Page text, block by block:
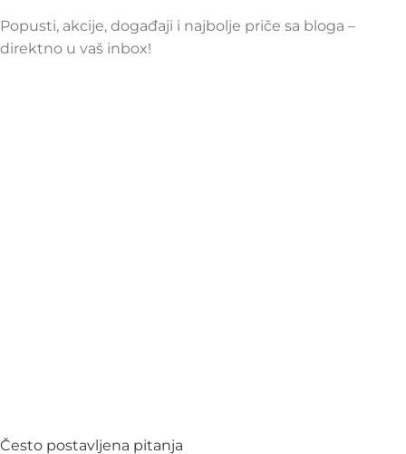
Popusti, akcije, događaji i najbolje priče sa bloga –
direktno u vaš inbox!
Često postavljena pitanja